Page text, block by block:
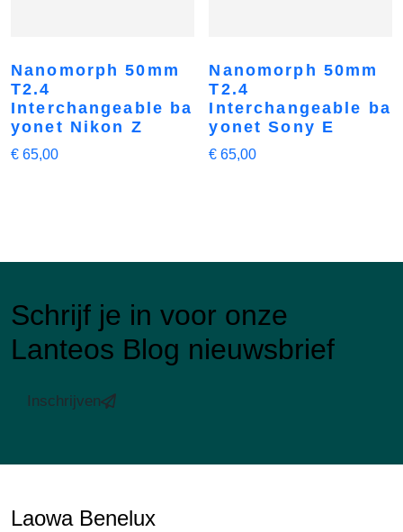
Nanomorph 50mm
T2.4
Interchangeable ba
yonet Nikon Z
€ 65,00
Nanomorph 50mm
T2.4
Interchangeable ba
yonet Sony E
€ 65,00
Schrijf je in voor onze
Lanteos Blog nieuwsbrief
Inschrijven
Laowa Benelux